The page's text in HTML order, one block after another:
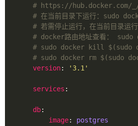
# https://hub.docker.com/
# 在当前目录下运行：sudo
# 若需停止运行，在当前目录运
# docker路由地址查看：
# sudo docker kill $(sudo
# sudo docker rm $(sudo
version: '3.1'
services
db
image: postgres